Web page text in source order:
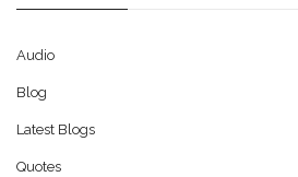
Audio
Blog
Latest Blogs
Quotes